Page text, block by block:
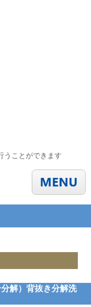
うことができます
解）背抜き分解洗